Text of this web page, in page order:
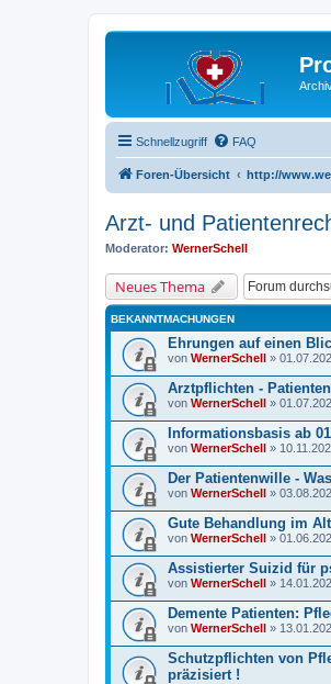
Schnellzugriff FAQ
Foren-Übersicht http://
Arzt- und
Moderator: WernerSchell
Neues Thema
BEKANNTMACHUNGEN
Ehrungen auf einen
von WernerSchell »
Arztpflichten -
von WernerSchell »
Informationsbasis ab
von WernerSchell »
Der Patientenwille -
von WernerSchell »
Gute Behandlung im
von WernerSchell »
Assistierter Suizid für
von WernerSchell »
Demente Patienten:
von WernerSchell »
Schutzpflichten von
präzisiert !